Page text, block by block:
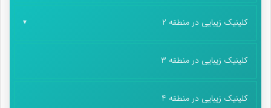
کلینیک زیبایی در منطقه 2
کلینیک زیبایی در منطقه 3
کلینیک زیبایی در منطقه 4